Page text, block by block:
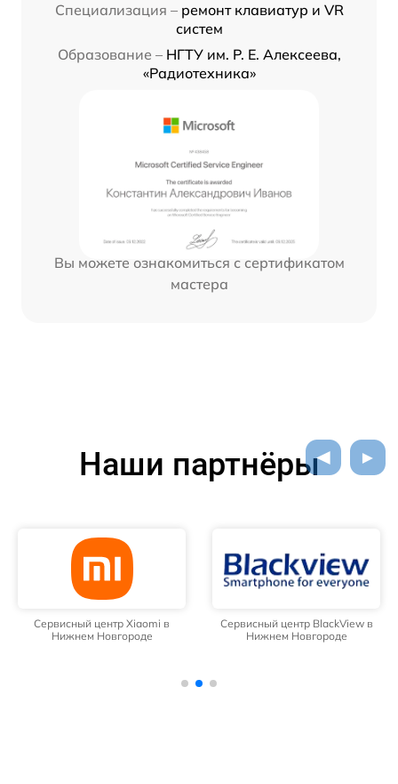
Специализация – ремонт клавиатур и VR
систем
Образование – НГТУ им. Р. Е. Алексеева,
«Радиотехника»
Вы можете ознакомиться с сертификатом
мастера
Наши партнёры
Сервисный центр Xiaomi в
Нижнем Новгороде
Сервисный центр BlackView в
Нижнем Новгороде